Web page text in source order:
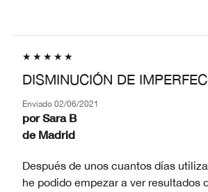
DISMINUCIÓN DE
Enviado 02/06/2021
por Sara B
de Madrid
Después de unos cuantos días
he podido empezar a ver resultados